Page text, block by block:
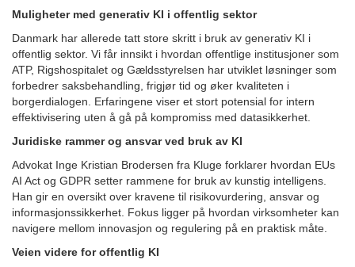
Muligheter med generativ KI i offentlig sektor
Danmark har allerede tatt store skritt i bruk av generativ KI i
offentlig sektor. Vi får innsikt i hvordan offentlige institusjoner som
ATP, Rigshospitalet og Gældsstyrelsen har utviklet løsninger som
forbedrer saksbehandling, frigjør tid og øker kvaliteten i
borgerdialogen. Erfaringene viser et stort potensial for intern
effektivisering uten å gå på kompromiss med datasikkerhet.
Juridiske rammer og ansvar ved bruk av KI
Advokat Inge Kristian Brodersen fra Kluge forklarer hvordan EUs
AI Act og GDPR setter rammene for bruk av kunstig intelligens.
Han gir en oversikt over kravene til risikovurdering, ansvar og
informasjonssikkerhet. Fokus ligger på hvordan virksomheter kan
navigere mellom innovasjon og regulering på en praktisk måte.
Veien videre for offentlig KI